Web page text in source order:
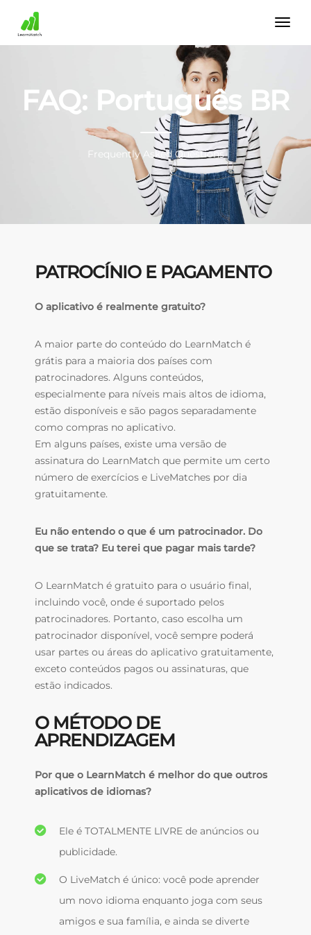
FAQ: Português BR
Frequently Asked Questions
PATROCÍNIO E PAGAMENTO
O aplicativo é realmente gratuito?
A maior parte do conteúdo do LearnMatch é
grátis para a maioria dos países com
patrocinadores. Alguns conteúdos,
especialmente para níveis mais altos de idioma,
estão disponíveis e são pagos separadamente
como compras no aplicativo.
Em alguns países, existe uma versão de
assinatura do LearnMatch que permite um certo
número de exercícios e LiveMatches por dia
gratuitamente.
Eu não entendo o que é um patrocinador. Do
que se trata? Eu terei que pagar mais tarde?
O LearnMatch é gratuito para o usuário final,
incluindo você, onde é suportado pelos
patrocinadores. Portanto, caso escolha um
patrocinador disponível, você sempre poderá
usar partes ou áreas do aplicativo gratuitamente,
exceto conteúdos pagos ou assinaturas, que
estão indicados.
O MÉTODO DE
APRENDIZAGEM
Por que o LearnMatch é melhor do que outros
aplicativos de idiomas?
Ele é TOTALMENTE LIVRE de anúncios ou
publicidade.
O LiveMatch é único: você pode aprender
um novo idioma enquanto joga com seus
amigos e sua família, e ainda se diverte